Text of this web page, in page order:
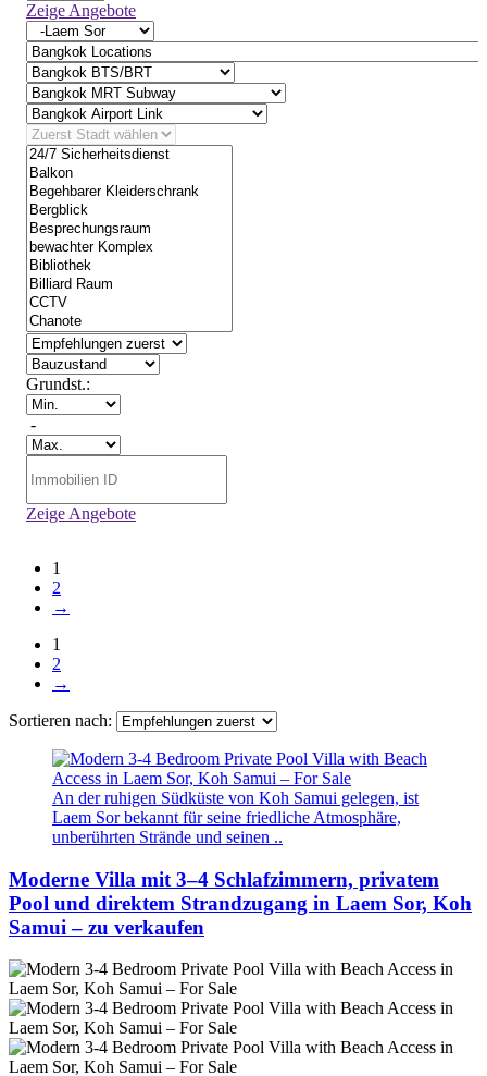
Zeige Angebote
Grundst.:
-
Zeige Angebote
1
2
→
1
2
→
Sortieren nach:
An der ruhigen Südküste von Koh Samui gelegen, ist
Laem Sor bekannt für seine friedliche Atmosphäre,
unberührten Strände und seinen ..
Moderne Villa mit 3–4 Schlafzimmern, privatem
Pool und direktem Strandzugang in Laem Sor, Koh
Samui – zu verkaufen